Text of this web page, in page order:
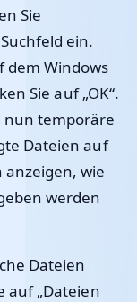
Sie
ein.
dem Windows
Sie auf „OK“.
nun temporäre
Dateien auf
wie
werden
Dateien
auf „Dateien